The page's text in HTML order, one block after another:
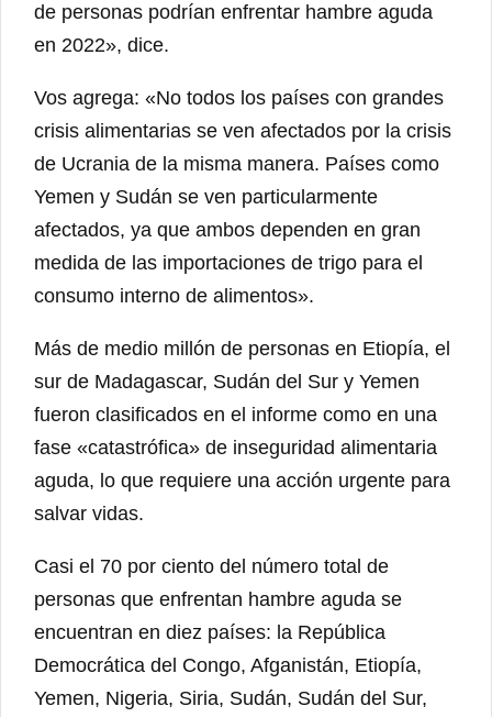
de personas podrían enfrentar hambre aguda
en 2022», dice.
Vos agrega: «No todos los países con grandes
crisis alimentarias se ven afectados por la crisis
de Ucrania de la misma manera. Países como
Yemen y Sudán se ven particularmente
afectados, ya que ambos dependen en gran
medida de las importaciones de trigo para el
consumo interno de alimentos».
Más de medio millón de personas en Etiopía, el
sur de Madagascar, Sudán del Sur y Yemen
fueron clasificados en el informe como en una
fase «catastrófica» de inseguridad alimentaria
aguda, lo que requiere una acción urgente para
salvar vidas.
Casi el 70 por ciento del número total de
personas que enfrentan hambre aguda se
encuentran en diez países: la República
Democrática del Congo, Afganistán, Etiopía,
Yemen, Nigeria, Siria, Sudán, Sudán del Sur,